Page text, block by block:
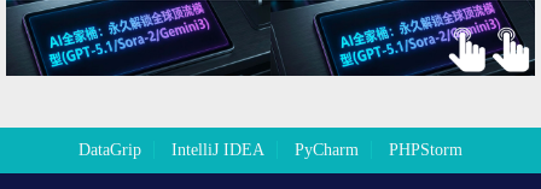
DataGrip IntelliJ IDEA PyCharm PHPStorm